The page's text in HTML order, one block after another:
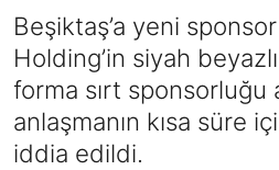
Beşiktaş’a yeni
Holding’in siyah
forma sırt sponsorluğu
anlaşmanın kısa süre
iddia edildi.